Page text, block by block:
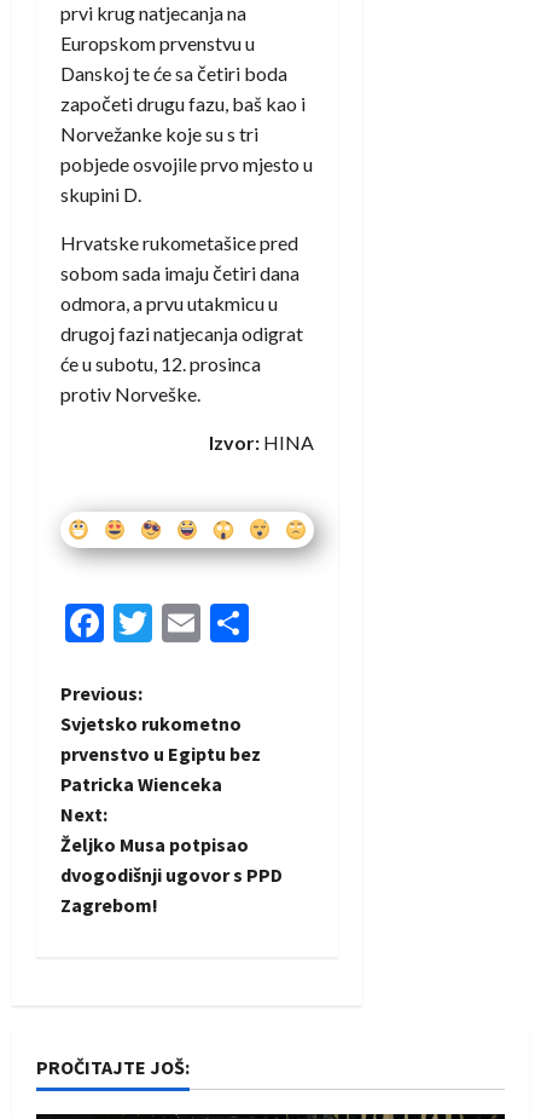
prvi krug natjecanja na
Europskom prvenstvu u
Danskoj te će sa četiri boda
započeti drugu fazu, baš kao i
Norvežanke koje su s tri
pobjede osvojile prvo mjesto u
skupini D.
Hrvatske rukometašice pred
sobom sada imaju četiri dana
odmora, a prvu utakmicu u
drugoj fazi natjecanja odigrat
će u subotu, 12. prosinca
protiv Norveške.
Izvor: HINA
Facebook
Twitter
Email
P
o
s
t
n
i
g
Previous:
Svjetsko rukometno
prvenstvo u Egiptu bez
Patricka Wienceka
Next:
Željko Musa potpisao
dvogodišnji ugovor s PPD
Zagrebom!
PROČITAJTE JOŠ: